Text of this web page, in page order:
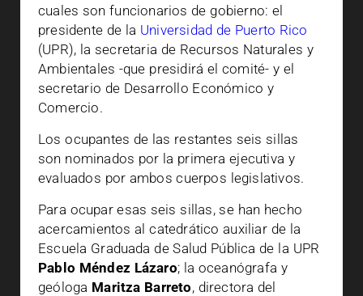
cuales son funcionarios de gobierno: el
presidente de la Universidad de Puerto Rico
(UPR), la secretaria de Recursos Naturales y
Ambientales -que presidirá el comité- y el
secretario de Desarrollo Económico y
Comercio.
Los ocupantes de las restantes seis sillas
son nominados por la primera ejecutiva y
evaluados por ambos cuerpos legislativos.
Para ocupar esas seis sillas, se han hecho
acercamientos al catedrático auxiliar de la
Escuela Graduada de Salud Pública de la UPR
Pablo Méndez Lázaro; la oceanógrafa y
geóloga Maritza Barreto, directora del